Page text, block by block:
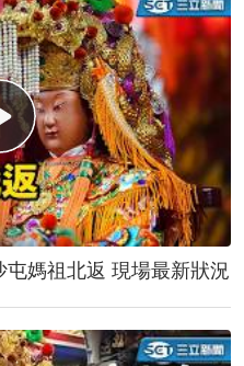
媽祖北返 現場最新狀況